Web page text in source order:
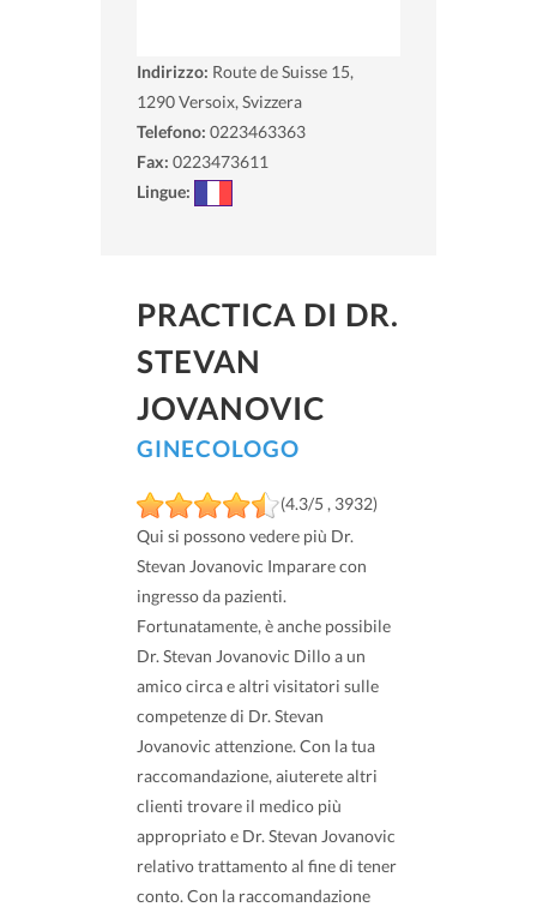
Indirizzo: Route de Suisse 15,
1290Versoix, Svizzera
Telefono: 0223463363
Fax: 0223473611
Lingue:
PRACTICA DI DR.
STEVAN
JOVANOVIC
GINECOLOGO
(4.3/5 , 3932)
Qui si possono vedere più Dr.
Stevan Jovanovic Imparare con
ingresso da pazienti.
Fortunatamente, è anche possibile
Dr. Stevan Jovanovic Dillo a un
amico circa e altri visitatori sulle
competenze di Dr. Stevan
Jovanovic attenzione. Con la tua
raccomandazione, aiuterete altri
clienti trovare il medico più
appropriato e Dr. Stevan Jovanovic
relativo trattamento al fine di tener
conto. Con la raccomandazione